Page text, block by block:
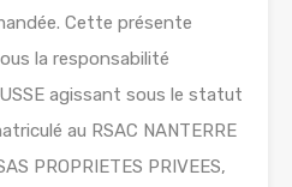
Cette présente
la responsabilité
agissant sous le statut
au RSAC NANTERRE
PROPRIETES PRIVEES,